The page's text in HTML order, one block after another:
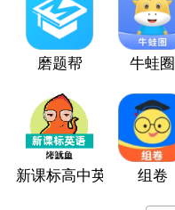
磨题帮 牛蛙圈
新课标高中英语单词组卷